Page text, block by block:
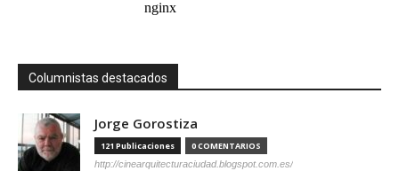
Columnistas destacados
Jorge Gorostiza
121 Publicaciones 0 COMENTARIOS
http://cinearquitecturaciudad.blogspot.com.es/